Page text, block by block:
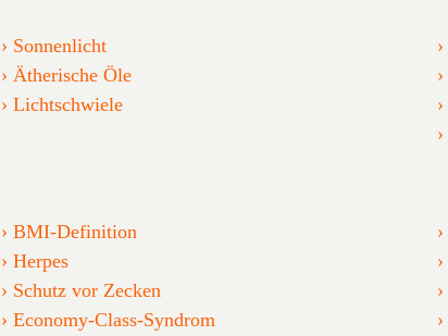
Sonnenlicht
Ätherische Öle
Lichtschwiele
BMI-Definition
Herpes
Schutz vor Zecken
Economy-Class-Syndrom